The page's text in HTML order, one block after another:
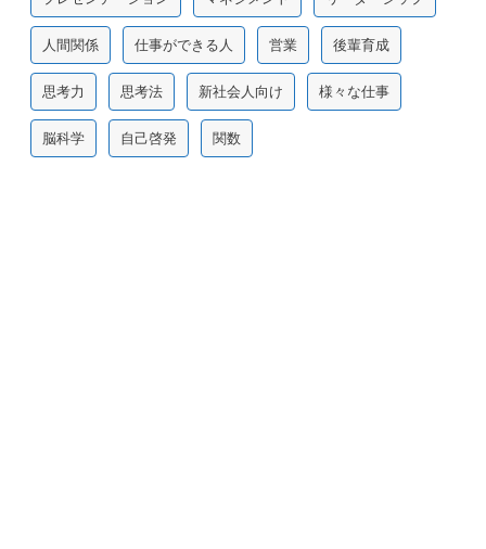
人間関係 仕事ができる人 営業 後輩育成
思考力 思考法 新社会人向け 様々な仕事
脳科学 自己啓発 関数